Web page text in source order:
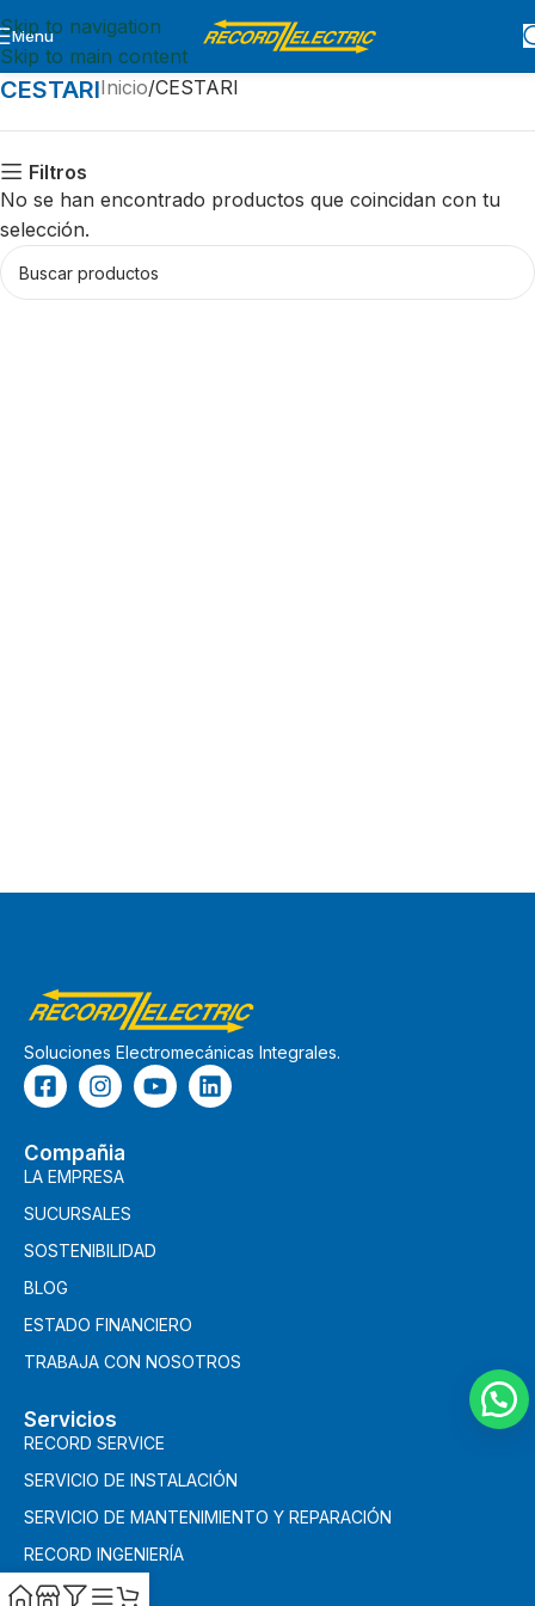
Skip to navigation
Skip to main content
Menu
CESTARIInicio CESTARI
Filtros
No se han encontrado productos que coincidan con tu
selección.
Soluciones Electromecánicas Integrales.
Compañia
LA EMPRESA
SUCURSALES
SOSTENIBILIDAD
BLOG
ESTADO FINANCIERO
TRABAJA CON NOSOTROS
Servicios
RECORD SERVICE
SERVICIO DE INSTALACIÓN
SERVICIO DE MANTENIMIENTO Y REPARACIÓN
RECORD INGENIERÍA